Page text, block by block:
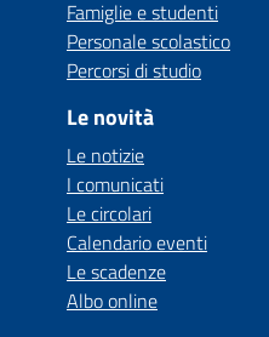
Famiglie e studenti
Personale scolastico
Percorsi di studio
Le novità
Le notizie
I comunicati
Le circolari
Calendario eventi
Le scadenze
Albo online